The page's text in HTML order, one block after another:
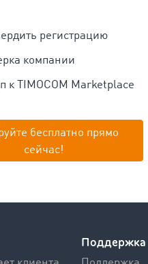
регистрацию
компании
к TIMOCOM Marketplace
бесплатно прямо
сейчас!
Поддержка